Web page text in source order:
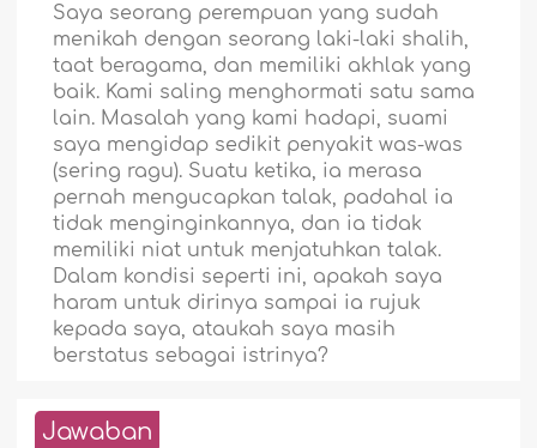
Saya seorang perempuan yang sudah
menikah dengan seorang laki-laki shalih,
taat beragama, dan memiliki akhlak yang
baik. Kami saling menghormati satu sama
lain. Masalah yang kami hadapi, suami
saya mengidap sedikit penyakit was-was
(sering ragu). Suatu ketika, ia merasa
pernah mengucapkan talak, padahal ia
tidak menginginkannya, dan ia tidak
memiliki niat untuk menjatuhkan talak.
Dalam kondisi seperti ini, apakah saya
haram untuk dirinya sampai ia rujuk
kepada saya, ataukah saya masih
berstatus sebagai istrinya?
Jawaban